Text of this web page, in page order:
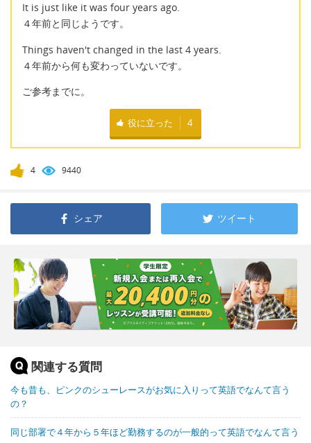
It is just like it was four years ago.
４年前と同じようです。
Things haven't changed in the last 4 years.
４年前から何も変わっていないです。
ご参考までに。
役に立った 4
4 9440
シェア ツイート
関連する質問
今も昔も、ピンクのシューレースがお気に入りって英語でなんて言う
の？
同じ部署で４年から５年ほど勤務するのが一般的って英語でなんて言う